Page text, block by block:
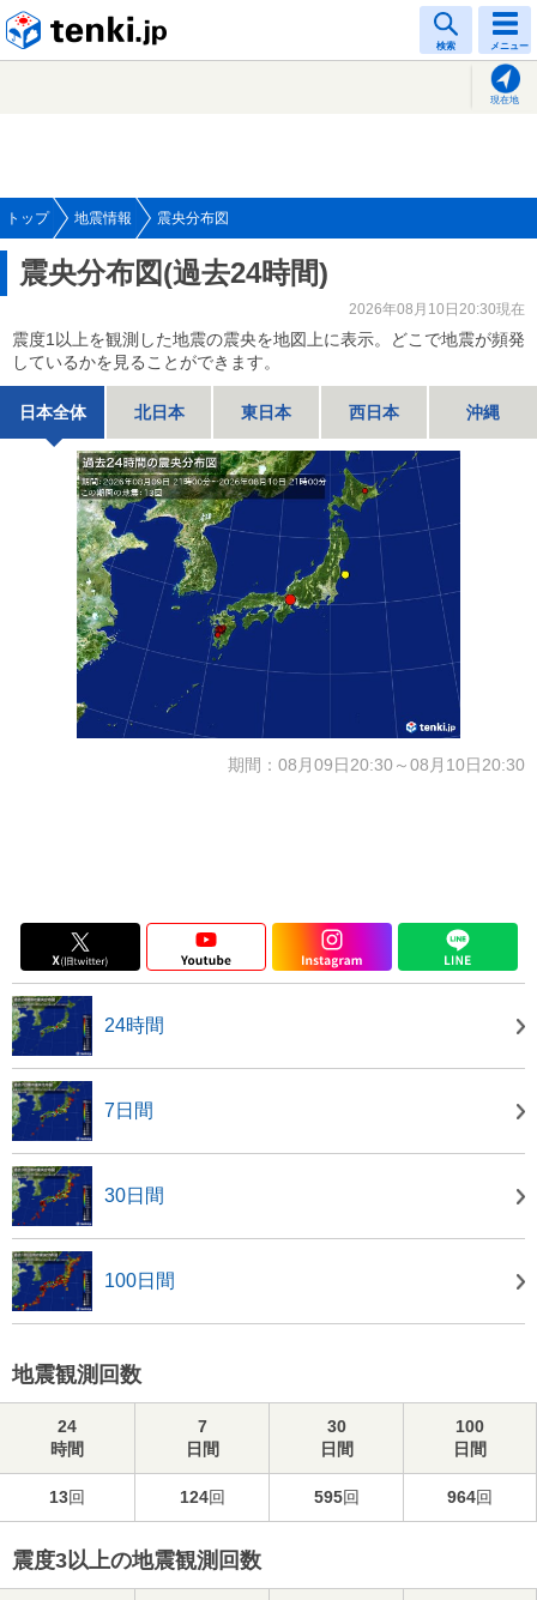
検索 メニュー
現在地
トップ 地震情報 震央分布図
震央分布図(過去24時間)
2026年08月10日20:30現在
震度1以上を観測した地震の震央を地図上に表示。どこで地震が頻発
しているかを見ることができます。
日本全体 北日本 東日本 西日本 沖縄
期間：08月09日20:30～08月10日20:30
24時間
7日間
30日間
100日間
地震観測回数
24
時間
7
日間
30
日間
100
日間
13回 124回 595回 964回
震度3以上の地震観測回数